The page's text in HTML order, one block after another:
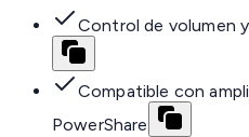
Control de volumen
Compatible con
PowerShare